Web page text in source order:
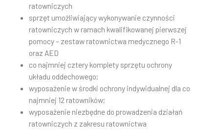
ratowniczych
sprzęt umożliwiający wykonywanie czynności
ratowniczych w ramach kwalifikowanej pierwszej
pomocy – zestaw ratownictwa medycznego R-1
oraz AED
co najmniej cztery komplety sprzętu ochrony
układu oddechowego;
wyposażenie w środki ochrony indywidualnej dla co
najmniej 12 ratowników;
wyposażenie niezbędne do prowadzenia działań
ratowniczych z zakresu ratownictwa